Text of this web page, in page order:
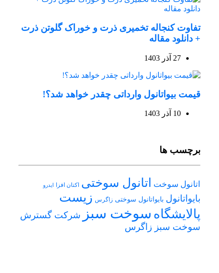
تفاوت کنجاله تخمیری ذرت و خوراک گلوتن ذرت
+ دانلود مقاله
27 آذر 1403
قیمت بیواتانول وارداتی چقدر خواهد شد؟!
10 آذر 1403
برچسب ها
اتانول سوخت اتانول سوختی اکتان افزا ایدرو
بایواتانول بایواتانول سوختی زاگرس زیست
پالایشگاه سوخت سبز
شرکت گسترش
سوخت سبز زاگرس